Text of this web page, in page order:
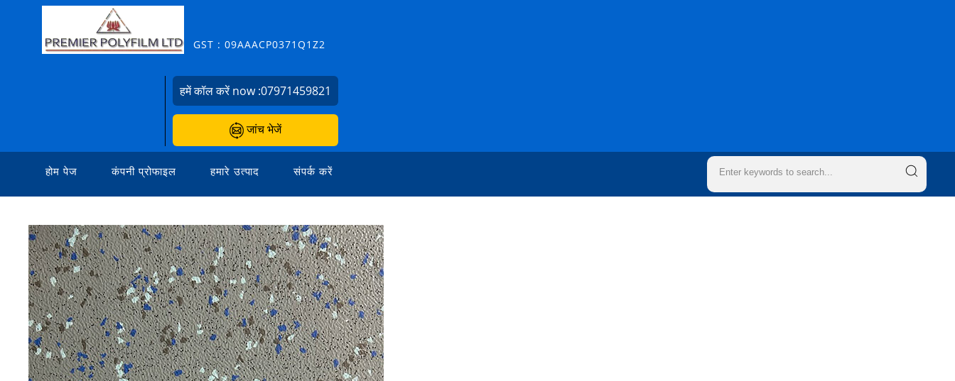
GST : 09AAACP0371Q1Z2
हमें कॉल करें now :07971459821
जांच भेजें
होम पेज कंपनी प्रोफाइल हमारे उत्पाद संपर्क करें